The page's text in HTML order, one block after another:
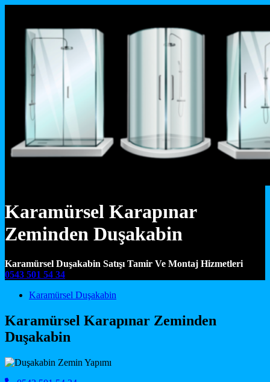
Karamürsel Karapınar
Zeminden Duşakabin
Karamürsel Duşakabin Satışı Tamir Ve Montaj Hizmetleri
0543 501 54 34
Main Navigation
Karamürsel Duşakabin
Karamürsel Karapınar Zeminden
Duşakabin